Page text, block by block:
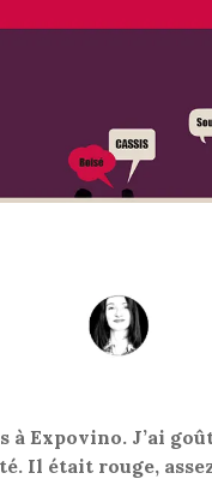
à Expovino. J’ai
Il était rouge,